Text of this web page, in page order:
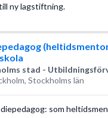
ny lagstiftning.
stad -
Stockholms län
som